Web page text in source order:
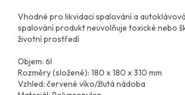
Vhodné pro likvidaci spalování a
spalování produkt neuvolňuje toxické nebo
životní prostředí
Objem: 6l
Rozměry (složené): 180 x 180 x 310 mm
Vzhled: červené víko/žlutá nádoba